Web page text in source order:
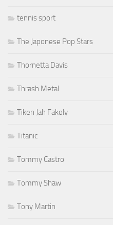
tennis sport
The Japonese Pop Stars
Thornetta Davis
Thrash Metal
Tiken Jah Fakoly
Titanic
Tommy Castro
Tommy Shaw
Tony Martin